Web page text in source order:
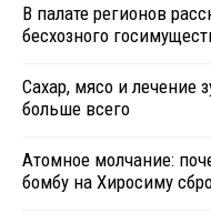
В палате регионов
бесхозного
Сахар, мясо и лечение
больше всего
Атомное молчание:
бомбу на Хиросиму